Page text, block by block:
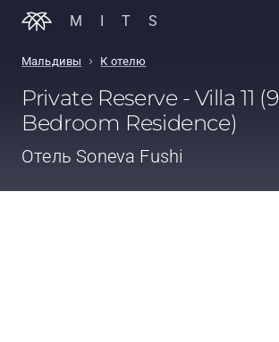
MITS
Мальдивы › К отелю
Private Reserve - Villa 11 (9
Bedroom Residence)
Отель Soneva Fushi